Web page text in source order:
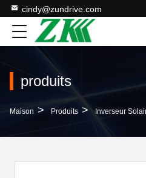
cindy@zundrive.com
produits
Maison > Produits > Inverseur